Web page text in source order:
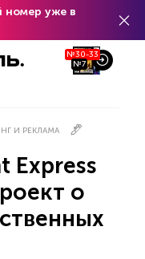
номер уже в
№30-33
№7
И РЕКЛАМА
Express
о